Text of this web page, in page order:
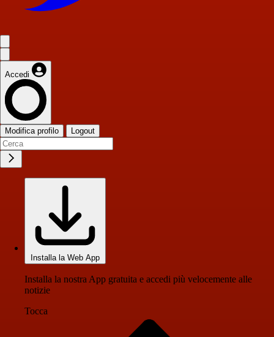
Accedi
Modifica profilo Logout
Installa la Web App
Installa la nostra App gratuita e accedi più velocemente alle
notizie
Tocca